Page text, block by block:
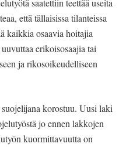
saatettiin teettää useita
että tällaisissa tilanteissa
kaikkia osaavia hoitajia
erikoisosaajia tai
ja rikosoikeudelliseen
suojelijana korostuu. Uusi laki
jo ennen lakkojen
kuormittavuutta on